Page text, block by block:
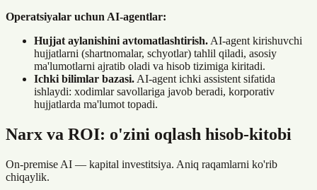
Operatsiyalar uchun AI-agentlar:
Hujjat aylanishini avtomatlashtirish. AI-agent kirishuvchi
hujjatlarni (shartnomalar, schyotlar) tahlil qiladi, asosiy
ma'lumotlarni ajratib oladi va hisob tizimiga kiritadi.
Ichki bilimlar bazasi. AI-agent ichki assistent sifatida
ishlaydi: xodimlar savollariga javob beradi, korporativ
hujjatlarda ma'lumot topadi.
Narx va ROI: o'zini oqlash hisob-kitobi
On-premise AI — kapital investitsiya. Aniq raqamlarni ko'rib
chiqaylik.